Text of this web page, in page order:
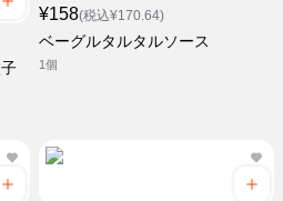
¥158(税込¥170.64)
ベーグルタルタルソース
1個